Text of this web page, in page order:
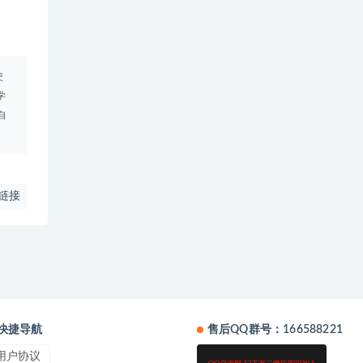
接
捷导航
户协议
售后QQ群号：166588221